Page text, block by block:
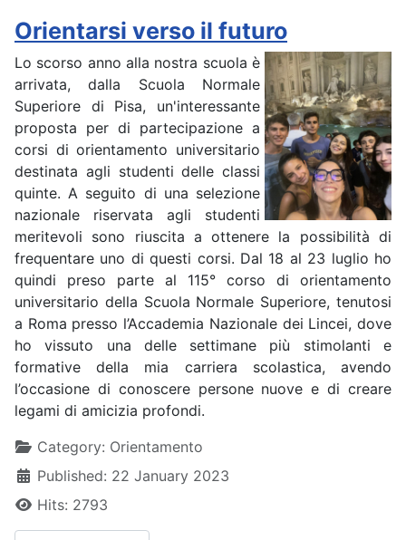
Orientarsi verso il futuro
Lo scorso anno alla nostra scuola è
arrivata, dalla Scuola Normale
Superiore di Pisa, un'interessante
proposta per di partecipazione a
corsi di orientamento universitario
destinata agli studenti delle classi
quinte. A seguito di una selezione
nazionale riservata agli studenti
meritevoli sono riuscita a ottenere la possibilità di
frequentare uno di questi corsi. Dal 18 al 23 luglio ho
quindi preso parte al 115° corso di orientamento
universitario della Scuola Normale Superiore, tenutosi
a Roma presso l’Accademia Nazionale dei Lincei, dove
ho vissuto una delle settimane più stimolanti e
formative della mia carriera scolastica, avendo
l’occasione di conoscere persone nuove e di creare
legami di amicizia profondi.
DetailsCategory: Orientamento
Published: 22 January 2023
Hits: 2793